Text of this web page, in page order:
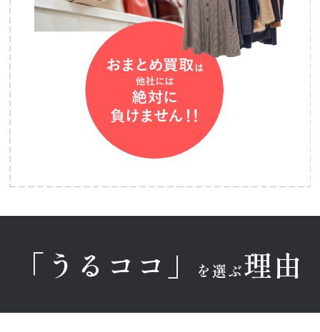
「うるココ」 を選ぶ理由